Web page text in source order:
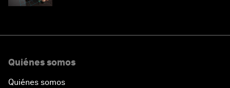
Quiénes somos
Quiénes somos